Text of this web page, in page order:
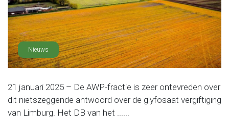
Nieuws
21 januari 2025 – De AWP-fractie is zeer ontevreden over
dit nietszeggende antwoord over de glyfosaat vergiftiging
van Limburg. Het DB van het ......